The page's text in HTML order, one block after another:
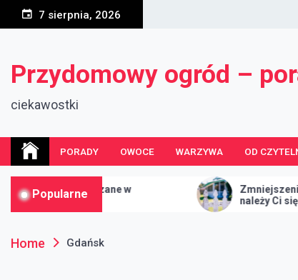
7 sierpnia, 2026
Przydomowy ogród –
ciekawostki
PORADY OWOCE WARZYWA OD
Popularne
skórzane w
Zmniejszenie wartości
należy Ci się
Home Gdańsk